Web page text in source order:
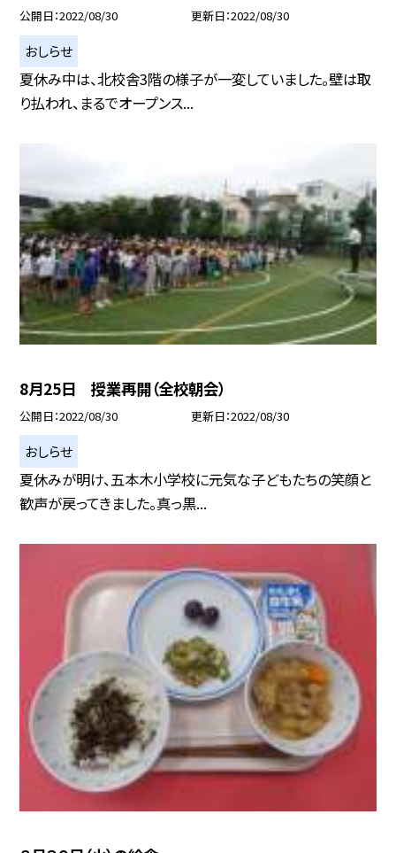
公開日 2022/08/30 更新日 2022/08/30
おしらせ
夏休み中は、北校舎3階の様子が一変していました。壁は取
り払われ、まるでオープンス...
8月25日 授業再開（全校朝会）
公開日 2022/08/30 更新日 2022/08/30
おしらせ
夏休みが明け、五本木小学校に元気な子どもたちの笑顔と
歓声が戻ってきました。真っ黒...